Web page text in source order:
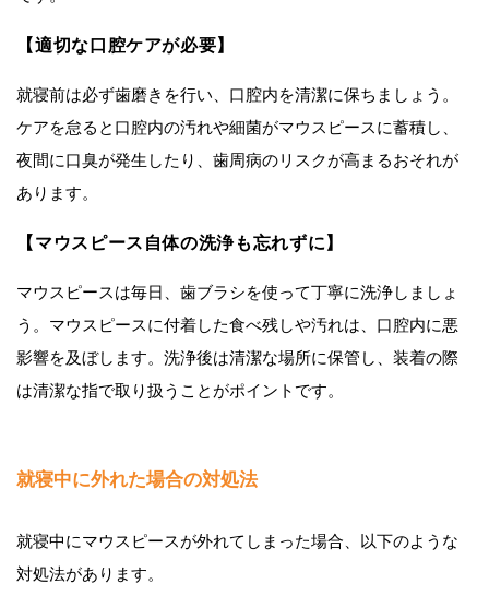
【適切な口腔ケアが必要】
就寝前は必ず歯磨きを行い、口腔内を清潔に保ちましょう。
ケアを怠ると口腔内の汚れや細菌がマウスピースに蓄積し、
夜間に口臭が発生したり、歯周病のリスクが高まるおそれが
あります。
【マウスピース自体の洗浄も忘れずに】
マウスピースは毎日、歯ブラシを使って丁寧に洗浄しましょ
う。マウスピースに付着した食べ残しや汚れは、口腔内に悪
影響を及ぼします。洗浄後は清潔な場所に保管し、装着の際
は清潔な指で取り扱うことがポイントです。
就寝中に外れた場合の対処法
就寝中にマウスピースが外れてしまった場合、以下のような
対処法があります。